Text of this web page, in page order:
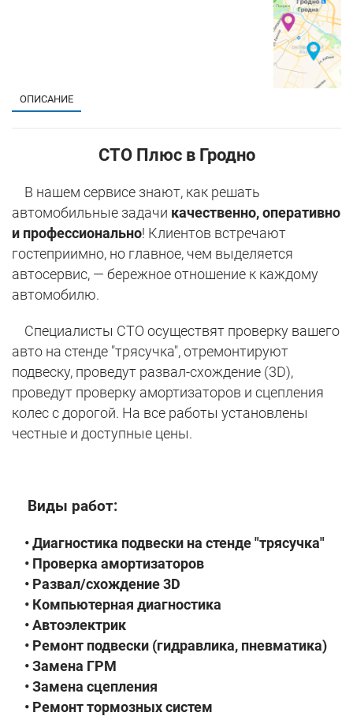
ОПИСАНИЕ
СТО Плюс в Гродно
В нашем сервисе знают, как решать
автомобильные задачи качественно, оперативно
и профессионально! Клиентов встречают
гостеприимно, но главное, чем выделяется
автосервис, — бережное отношение к каждому
автомобилю.
Специалисты СТО осуществят проверку вашего
авто на стенде "трясучка", отремонтируют
подвеску, проведут развал-схождение (3D),
проведут проверку амортизаторов и сцепления
колес с дорогой. На все работы установлены
честные и доступные цены.
Виды работ:
• Диагностика подвески на стенде "трясучка"
• Проверка амортизаторов
• Развал/схождение 3D
• Компьютерная диагностика
• Автоэлектрик
• Ремонт подвески (гидравлика, пневматика)
• Замена ГРМ
•Замена сцепления
• Ремонт тормозных систем